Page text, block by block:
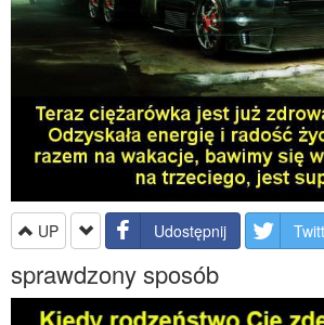
UP Udostępnij
sprawdzony sposób